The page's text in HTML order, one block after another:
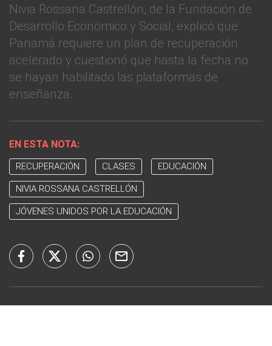
Nivia Rossana Castrellón, de la Fundación de
Desarrollo Económico y Social, explicó que
Panamá requiere un plan de recuperación
acelerado y cuestionó que hasta la fecha no
se hayan habilitado las plataformas de
enseñanza.
EN ESTA NOTA:
RECUPERACIÓN CLASES EDUCACIÓN
NIVIA ROSSANA CASTRELLÓN
JÓVENES UNIDOS POR LA EDUCACIÓN